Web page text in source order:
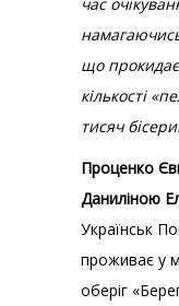
що
кількості
тисяч
Проценко
Даниліною
Українськ
проживає у
оберіг